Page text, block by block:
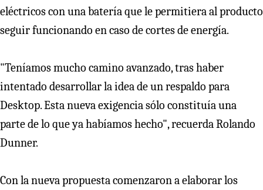
eléctricos con una batería que le permitiera al producto
seguir funcionando en caso de cortes de energía.
"Teníamos mucho camino avanzado, tras haber
intentado desarrollar la idea de un respaldo para
Desktop. Esta nueva exigencia sólo constituía una
parte de lo que ya habíamos hecho", recuerda Rolando
Dunner.
Con la nueva propuesta comenzaron a elaborar los